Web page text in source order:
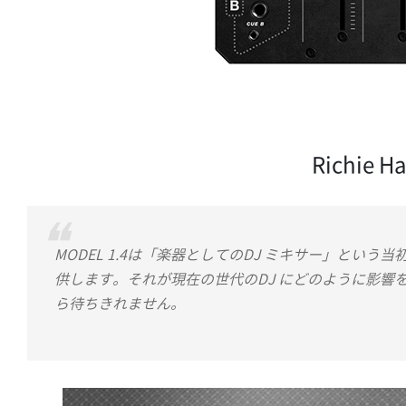
Richie
MODEL 1.4は「楽器としてのDJ ミキサー」という
供します。それが現在の世代のDJ にどのように影
ら待ちきれません。